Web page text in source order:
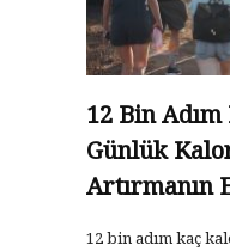
12 Bin
Günlük
Artırmanın
12 bin adım kaç